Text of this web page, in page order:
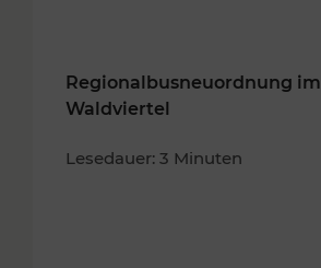
Regionalbusneuordnung im
Waldviertel
Lesedauer: 3 Minuten